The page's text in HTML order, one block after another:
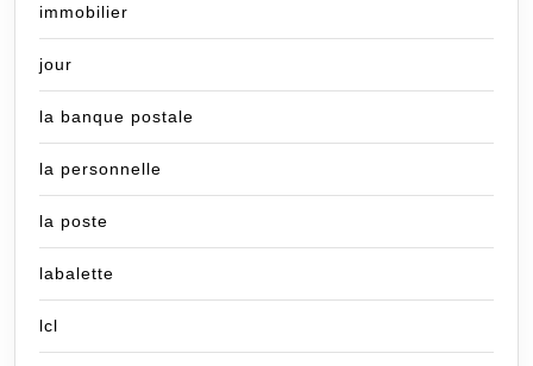
immobilier
jour
la banque postale
la personnelle
la poste
labalette
lcl